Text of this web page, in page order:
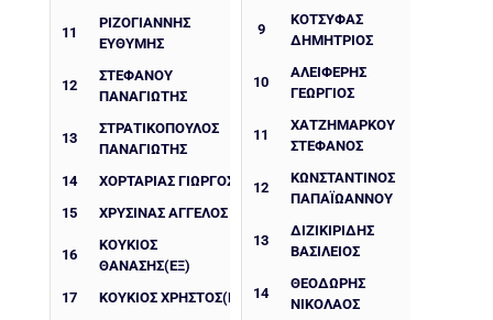
11
ΡΙΖΟΓΙΆΝΝΗΣ
ΕΥΘΎΜΗΣ
12
ΣΤΕΦΆΝΟΥ
ΠΑΝΑΓΙΏΤΗΣ
13
ΣΤΡΑΤΙΚΟΠΟΥΛΟΣ
ΠΑΝΑΓΙΩΤΗΣ
14
ΧΟΡΤΑΡΙΆΣ ΓΙΏΡΓΟΣ
15
ΧΡΥΣΊΝΑΣ ΆΓΓΕΛΟΣ
16
ΚΟΥΚΙΟΣ
ΘΑΝΑΣΗΣ(ΕΞ)
17
ΚΟΥΚΙΟΣ ΧΡΗΣΤΟΣ(ΕΞ)
9
ΚΟΤΣΥΦΑΣ
ΔΗΜΗΤΡΙΟΣ
10
ΑΛΕΙΦΕΡΗΣ
ΓΕΩΡΓΙΟΣ
11
ΧΑΤΖΗΜΑΡΚΟΥ
ΣΤΕΦΑΝΟΣ
12
ΚΩΝΣΤΑΝΤΊΝΟΣ
ΠΑΠΑΪΩΆΝΝΟΥ
13
ΔΙΖΙΚΙΡΙΔΗΣ
ΒΑΣΙΛΕΙΟΣ
14
ΘΕΟΔΩΡΗΣ
ΝΙΚΟΛΑΟΣ